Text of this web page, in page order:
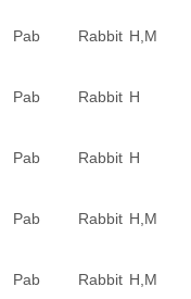
Pab Rabbit H,M
Pab Rabbit H
Pab Rabbit H
Pab Rabbit H,M
Pab Rabbit H,M